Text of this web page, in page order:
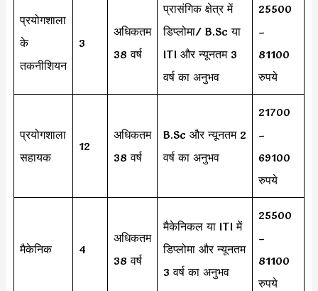
प्रयोगशाला
के
तकनीशियन
3
अधिकतम
38 वर्ष
प्रासंगिक क्षेत्र में
डिप्लोमा/ B.Sc या
ITI और न्यूनतम 3
वर्ष का अनुभव
25500
–
81100
रुपये
प्रयोगशाला
सहायक
12
अधिकतम
38 वर्ष
B.Sc और न्यूनतम 2
वर्ष का अनुभव
21700
–
69100
रुपये
मैकेनिक 4
अधिकतम
38 वर्ष
मैकेनिकल या ITI में
डिप्लोमा और न्यूनतम
3 वर्ष का अनुभव
25500
–
81100
रुपये